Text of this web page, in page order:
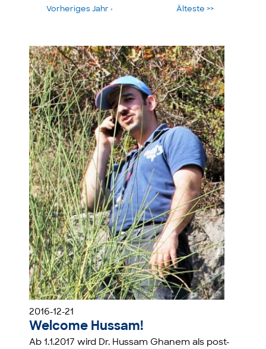
Vorheriges Jahr ›
Älteste >>
2016-12-21
Welcome Hussam!
Ab 1.1.2017 wird Dr. Hussam Ghanem als post-